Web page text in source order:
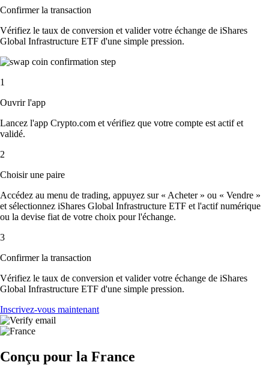
Confirmer la transaction
Vérifiez le taux de conversion et valider votre échange de iShares
Global Infrastructure ETF d'une simple pression.
1
Ouvrir l'app
Lancez l'app Crypto.com et vérifiez que votre compte est actif et
validé.
2
Choisir une paire
Accédez au menu de trading, appuyez sur « Acheter » ou « Vendre »
et sélectionnez iShares Global Infrastructure ETF et l'actif numérique
ou la devise fiat de votre choix pour l'échange.
3
Confirmer la transaction
Vérifiez le taux de conversion et valider votre échange de iShares
Global Infrastructure ETF d'une simple pression.
Inscrivez-vous maintenant
Conçu pour la France